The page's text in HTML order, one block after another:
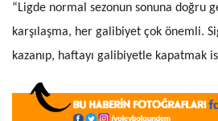
“Ligde normal sezonun sonuna doğru
karşılaşma, her galibiyet çok önemli.
kazanıp, haftayı galibiyetle kapatmak